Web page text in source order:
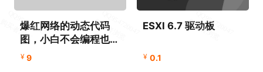
爆红网络的动态代码
图，小白不会编程也能
做！
¥ 9
ESXI 6.7 驱动板
¥ 0.1